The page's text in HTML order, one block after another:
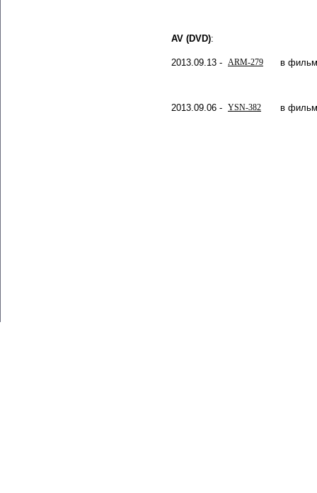
AV (DVD):
2013.09.13 - ARM-279 в
2013.09.06 - YSN-382 в